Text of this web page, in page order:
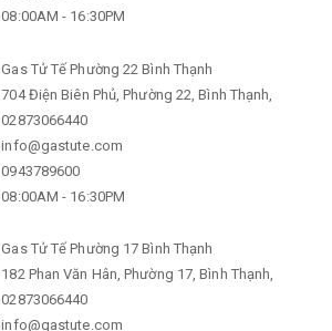
08:00AM - 16:30PM
Gas Tử Tế Phường 22 Bình Thạnh
704 Điện Biên Phủ, Phường 22, Bình Thạnh,
02873066440
info@gastute.com
0943789600
08:00AM - 16:30PM
Gas Tử Tế Phường 17 Bình Thạnh
182 Phan Văn Hân, Phường 17, Bình Thạnh,
02873066440
info@gastute.com